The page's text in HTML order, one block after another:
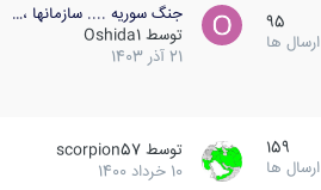
95
ارسال ها
جنگ سوریه .... سازمانها ،…
توسط Oshida1
21 آذر 1403
159
ارسال ها
توسط scorpion57
10 خرداد 1400